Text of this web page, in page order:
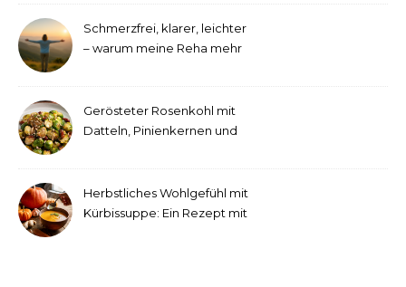
Schmerzfrei, klarer, leichter
– warum meine Reha mehr
Gerösteter Rosenkohl mit
Datteln, Pinienkernen und
Herbstliches Wohlgefühl mit
Kürbissuppe: Ein Rezept mit